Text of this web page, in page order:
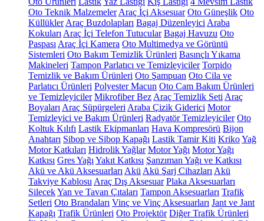
Oto Teknik Malzemeler Araç İçi Aksesuar Oto Güneşlik Oto
Küllükler Araç Buzdolapları Bagaj Düzenleyici Araba
Kokuları Araç İçi Telefon Tutucular Bagaj Havuzu Oto
Paspası Araç İçi Kamera Oto Multimedya ve Görüntü
Sistemleri Oto Bakım Temizlik Ürünleri Basınçlı Yıkama
Makineleri Tampon Parlatıcı ve Temizleyiciler Torpido
Temizlik ve Bakım Ürünleri Oto Şampuan Oto Cila ve
Parlatıcı Ürünleri Polyester Macun Oto Cam Bakım Ürünleri
ve Temizleyiciler Mikrofiber Bez Araç Temizlik Seti Araç
Boyaları Araç Süpürgeleri Araba Çizik Giderici Motor
Temizleyici ve Bakım Ürünleri Radyatör Temizleyiciler Oto
Koltuk Kılıfı Lastik Ekipmanları Hava Kompresörü Bijon
Anahtarı Sibop ve Sibop Kapağı Lastik Tamir Kiti KrikoYağ
Motor Katkıları Hidrolik Yağlar Motor Yağı Motor Yağı
Katkısı Gres Yağı Yakıt Katkısı Şanzıman Yağı ve Katkısı
Akü ve Akü Aksesuarları Akü Akü Şarj Cihazları Akü
Takviye Kablosu Araç Dış Aksesuar Plaka Aksesuarları
SilecekYan ve Tavan Çıtaları Tampon Aksesuarları Trafik
Setleri Oto Brandaları Vinç ve Vinç Aksesuarları Jant ve Jant
Kapağı Trafik Ürünleri Oto Projektör Diğer Trafik Ürünleri